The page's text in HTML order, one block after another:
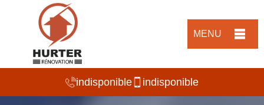
MENU
indisponible indisponible